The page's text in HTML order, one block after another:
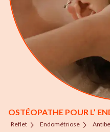
OSTÉOPATHE POUR L’
Reflet Endométriose